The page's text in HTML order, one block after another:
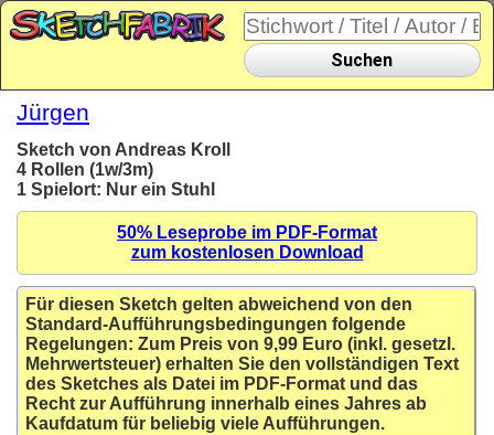
Suchen
Jürgen
Sketch von Andreas Kroll
4 Rollen (1w/3m)
1 Spielort: Nur ein Stuhl
50% Leseprobe im PDF-Format
zum kostenlosen Download
Für diesen Sketch gelten abweichend von den
Standard-Aufführungsbedingungen folgende
Regelungen: Zum Preis von 9,99 Euro (inkl. gesetzl.
Mehrwertsteuer) erhalten Sie den vollständigen Text
des Sketches als Datei im PDF-Format und das
Recht zur Aufführung innerhalb eines Jahres ab
Kaufdatum für beliebig viele Aufführungen.